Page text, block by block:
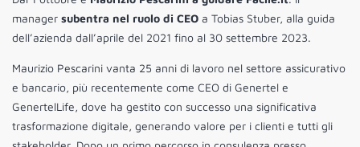
manager subentra nel ruolo di CEO a Tobias Stuber, alla guida
dell’azienda dall’aprile del 2021 fino al 30 settembre 2023.
Maurizio Pescarini vanta 25 anni di lavoro nel settore assicurativo
e bancario, più recentemente come CEO di Genertel e
GenertelLife, dove ha gestito con successo una significativa
trasformazione digitale, generando valore per i clienti e tutti gli